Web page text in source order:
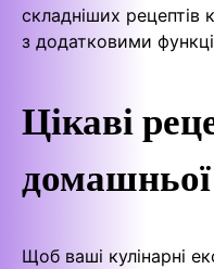
складніших рецептів
з додатковими
Цікаві
Щоб ваші кулінарні